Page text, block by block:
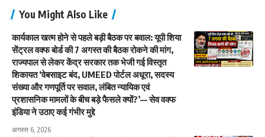
You Might Also Like
कार्यकाल खत्म होने से पहले बड़ी बैठक पर बवाल: यूपी शिया
सेंट्रल वक्फ बोर्ड की 7 अगस्त की बैठक रोकने की मांग,
राज्यपाल से लेकर केंद्र सरकार तक भेजी गई विस्तृत
शिकायत ‘वेबसाइट बंद, UMEED पोर्टल अधूरा, सदस्य
संख्या और गणपूर्ति पर सवाल, लंबित न्यायिक एवं
प्रशासनिक मामलों के बीच बड़े फैसले क्यों?’— सेव वक्फ
इंडिया ने उठाए कई गंभीर मुद्दे
अगस्त 6, 2026